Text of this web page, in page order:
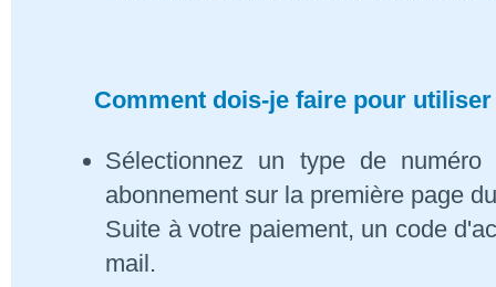
Comment dois-je faire pour
Sélectionnez un type de
abonnement sur la première page
Suite à votre paiement, un code
mail.